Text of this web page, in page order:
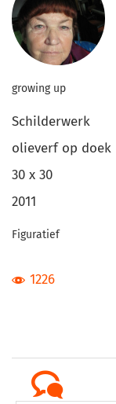
growing up
Schilderwerk
olieverf op doek
30 x 30
2011
Figuratief
1226